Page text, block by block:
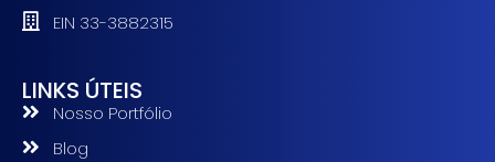
EIN 33-3882315
LINKS ÚTEIS
Nosso Portfólio
Blog